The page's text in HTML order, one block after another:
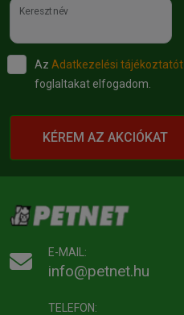
Keresztnév
Az Adatkezelési tájékoztatót
foglaltakat elfogadom.
KÉREM AZ AKCIÓKAT
E-MAIL:
info@petnet.hu
TELEFON: